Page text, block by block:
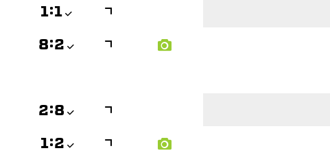
:
:
:
: